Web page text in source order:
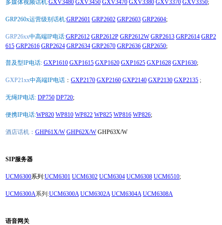
多媒体视频话机:GXV3480 GXV3450 GXV3470 GXV3380 GXV3370 GXV3350;
GRP260x运营级别话机:GRP2601 GRP2602 GRP2603 GRP2604;
GRP26xx中高端IP电话:GRP2612 GRP2612P GRP2612W GRP2613 GRP2614 GRP2
615 GRP2616 GRP2624 GRP2634 GRP2670 GRP2636 GRP2650;
普及型IP电话: GXP1610 GXP1615 GXP1620 GXP1625 GXP1628 GXP1630;
GXP21xx中高端IP电话 ： GXP2170 GXP2160 GXP2140 GXP2130 GXP2135 ;
无绳IP电话: DP750 DP720;
便携IP电话:WP820 WP810 WP822 WP825 WP816 WP826;
酒店话机： GHP61X/W GHP62X/WGHP63X/W
SIP服务器
UCM6300系列:UCM6301 UCM6302 UCM6304 UCM6308 UCM6510;
UCM6300A系列:UCM6300A UCM6302A UCM6304A UCM6308A
语音网关